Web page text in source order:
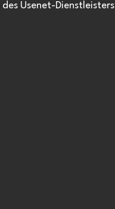
Usenet-Dienstleisters